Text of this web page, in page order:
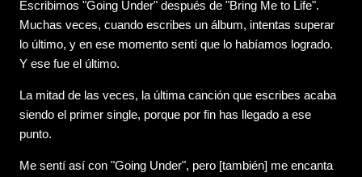
Escribimos "Going Under" después de "Bring Me to Life".
Muchas veces, cuando escribes un álbum, intentas superar
lo último, y en ese momento sentí que lo habíamos logrado.
Y ese fue el último.
La mitad de las veces, la última canción que escribes acaba
siendo el primer single, porque por fin has llegado a ese
punto.
Me sentí así con "Going Under", pero [también] me encanta